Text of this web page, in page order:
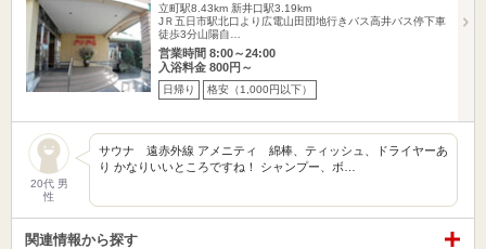
立町駅8.43km 新井口駅3.19km
JＲ五日市駅北口より広電山田団地行きバス高井バス停下車
徒歩3分山陽自…
営業時間 8:00～24:00
入浴料金 800円～
日帰り 格安（1,000円以下）
20代 男
性
サウナ 遠赤外線 アメニティ 綿棒、ティッシュ、ドライヤーあ
り かなりいいところですね！ シャンプー、ボ…
関連情報から探す